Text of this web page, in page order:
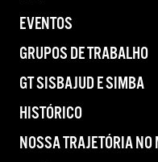
EVENTOS
GRUPOS DE TRABALHO
GT SISBAJUD E SIMBA
HISTÓRICO
NOSSA TRAJETÓRIA